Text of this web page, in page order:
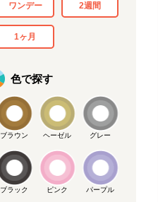
ワンデー 2週間
1ヶ月
色で探す
ブラウン ヘーゼル グレー
ブラック ピンク パープル